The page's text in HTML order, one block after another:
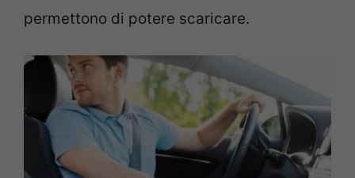
permettono di potere scaricare.